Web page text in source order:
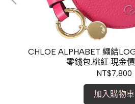
CHLOE ALPHABET 繩結
零錢包.桃紅 現金
NT$7,800
加入購物車